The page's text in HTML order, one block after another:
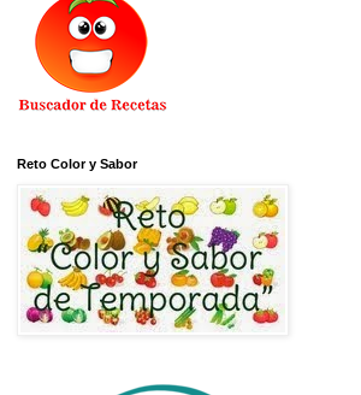
Reto Color y Sabor